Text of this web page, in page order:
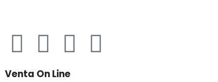
Venta On Line